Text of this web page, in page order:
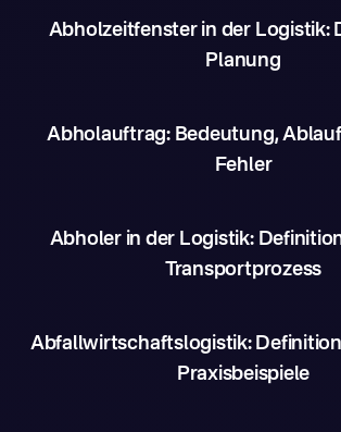
Abholzeitfenster in der Logistik:
Planung
Abholauftrag: Bedeutung,
Fehler
Abholer in der Logistik:
Transportprozess
Abfallwirtschaftslogistik:
Praxisbeispiele